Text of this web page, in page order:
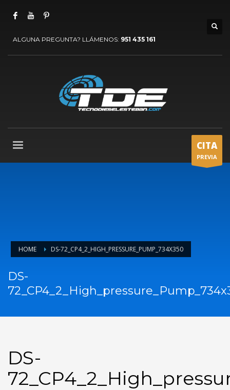
ALGUNA PREGUNTA? LLÁMENOS: 951 435 161
CITA
PREVIA
HOME DS-72_CP4_2_HIGH_PRESSURE_PUMP_734X350
DS-
DS-